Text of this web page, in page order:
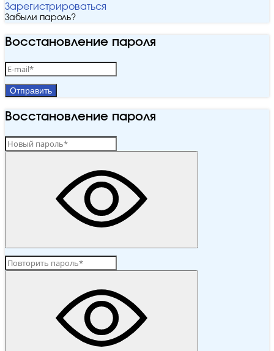
Зарегистрироваться
Забыли пароль?
Восстановление пароля
Отправить
Восстановление пароля